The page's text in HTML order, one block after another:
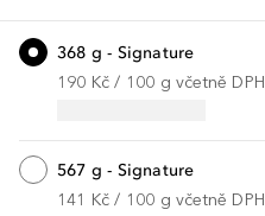
368 g - Signature
190 Kč / 100 g včetně DPH
567 g - Signature
141 Kč / 100 g včetně DPH